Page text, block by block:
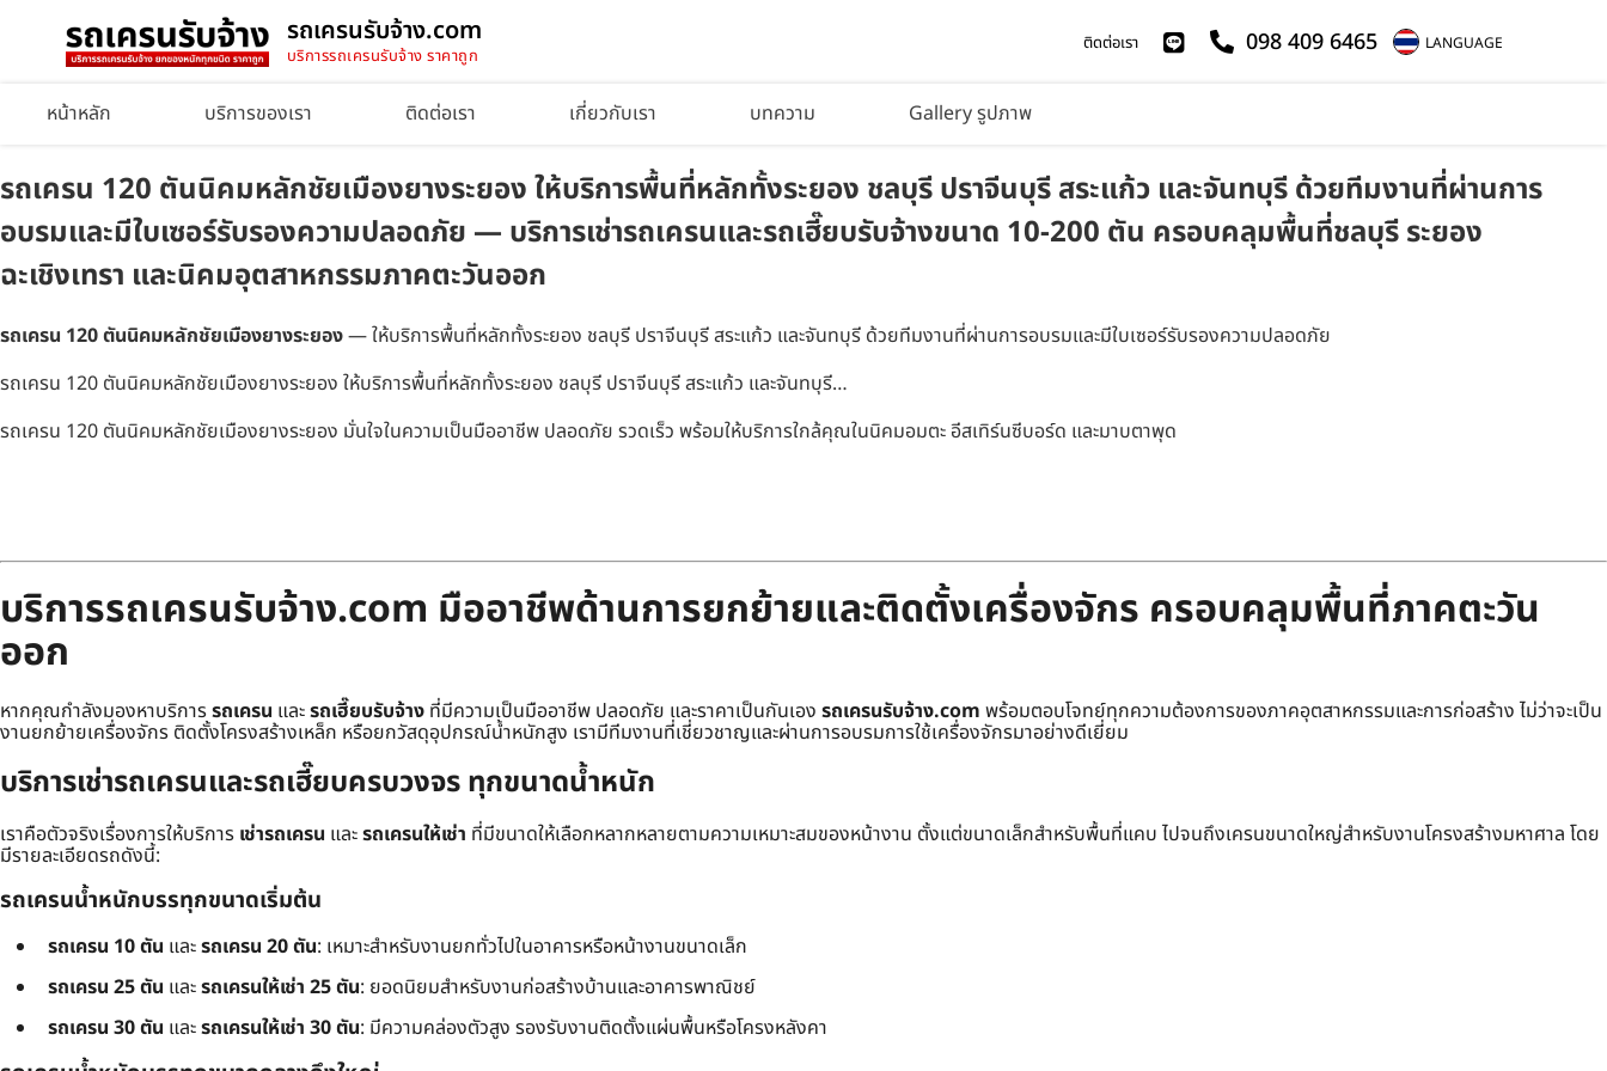
รถเครนรับจ้าง.com
บริการรถเครนรับจ้าง ราคาถูก
ติดต่อเรา 098 409 6465 LANGUAGE
หน้าหลัก บริการของเรา ติดต่อเรา เกี่ยวกับเรา บทความ Gallery รูปภาพ
รถเครน 120 ตันนิคมหลักชัยเมืองยางระยอง ให้บริการพื้นที่หลักทั้งระยอง ชลบุรี ปราจีนบุรี สระแก้ว และจันทบุรี ด้วยทีมงานที่ผ่านการ
อบรมและมีใบเซอร์รับรองความปลอดภัย — บริการเช่ารถเครนและรถเฮี๊ยบรับจ้างขนาด 10-200 ตัน ครอบคลุมพื้นที่ชลบุรี ระยอง
ฉะเชิงเทรา และนิคมอุตสาหกรรมภาคตะวันออก
รถเครน 120 ตันนิคมหลักชัยเมืองยางระยอง— ให้บริการพื้นที่หลักทั้งระยอง ชลบุรี ปราจีนบุรี สระแก้ว และจันทบุรี ด้วยทีมงานที่ผ่านการอบรมและมีใบเซอร์รับรองความปลอดภัย
รถเครน 120 ตันนิคมหลักชัยเมืองยางระยอง ให้บริการพื้นที่หลักทั้งระยอง ชลบุรี ปราจีนบุรี สระแก้ว และจันทบุรี…
รถเครน 120 ตันนิคมหลักชัยเมืองยางระยอง มั่นใจในความเป็นมืออาชีพ ปลอดภัย รวดเร็ว พร้อมให้บริการใกล้คุณในนิคมอมตะ อีสเทิร์นซีบอร์ด และมาบตาพุด
บริการรถเครนรับจ้าง.com มืออาชีพด้านการยกย้ายและติดตั้งเครื่องจักร ครอบคลุมพื้นที่ภาคตะวัน
ออก
หากคุณกำลังมองหาบริการรถเครน และรถเฮี๊ยบรับจ้าง ที่มีความเป็นมืออาชีพ ปลอดภัย และราคาเป็นกันเอง รถเครนรับจ้าง.com พร้อมตอบโจทย์ทุกความต้องการของภาคอุตสาหกรรมและการก่อสร้าง ไม่ว่าจะเป็น
งานยกย้ายเครื่องจักร ติดตั้งโครงสร้างเหล็ก หรือยกวัสดุอุปกรณ์น้ำหนักสูง เรามีทีมงานที่เชี่ยวชาญและผ่านการอบรมการใช้เครื่องจักรมาอย่างดีเยี่ยม
บริการเช่ารถเครนและรถเฮี๊ยบครบวงจร ทุกขนาดน้ำหนัก
เราคือตัวจริงเรื่องการให้บริการ เช่ารถเครน และรถเครนให้เช่า ที่มีขนาดให้เลือกหลากหลายตามความเหมาะสมของหน้างาน ตั้งแต่ขนาดเล็กสำหรับพื้นที่แคบ ไปจนถึงเครนขนาดใหญ่สำหรับงานโครงสร้างมหาศาล โดย
มีรายละเอียดรถดังนี้:
รถเครนน้ำหนักบรรทุกขนาดเริ่มต้น
รถเครน 10 ตัน และรถเครน 20 ตัน: เหมาะสำหรับงานยกทั่วไปในอาคารหรือหน้างานขนาดเล็ก
รถเครน 25 ตัน และรถเครนให้เช่า 25 ตัน: ยอดนิยมสำหรับงานก่อสร้างบ้านและอาคารพาณิชย์
รถเครน 30 ตัน และรถเครนให้เช่า 30 ตัน: มีความคล่องตัวสูง รองรับงานติดตั้งแผ่นพื้นหรือโครงหลังคา